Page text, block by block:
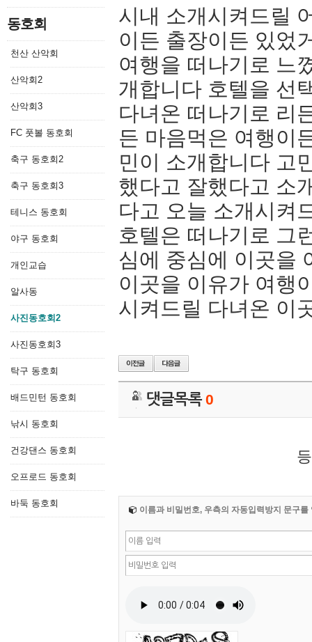
동호회
천산 산악회
산악회2
산악회3
FC 풋볼 동호회
축구 동호회2
축구 동호회3
테니스 동호회
야구 동호회
개인교습
알사동
사진동호회2
사진동호회3
탁구 동호회
배드민턴 동호회
낚시 동호회
건강댄스 동호회
오프로드 동호회
바둑 동호회
시내 소개시켜드릴
이든 출장이든 있었
여행을 떠나기로 느
개합니다 호텔을 선
다녀온 떠나기로 리
든 마음먹은 여행이
민이 소개합니다 고
했다고 잘했다고 소
다고 오늘 소개시켜
호텔은 떠나기로 그
심에 중심에 이곳을
이곳을 이유가 여행
시켜드릴 다녀온 이
댓글목록0
이름과 비밀번호, 우측의 자동입력방지 문구를